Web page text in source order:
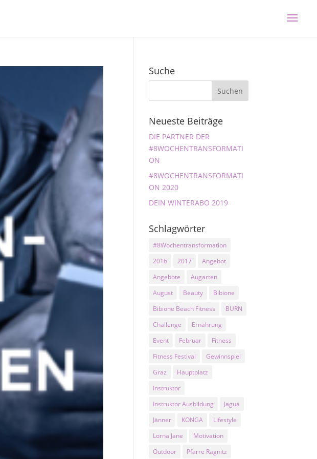
Suche
Neueste Beiträge
DIE PARTNER DER
#8WOCHENTRANSFORMATI
ON
#8WOCHENTRANSFORMATI
ON 2020
DEIN WINTERABO 2019
Schlagwörter
#8Wochentransformation
2016
2017
Angebot
Angebote
Augarten
August
Beauty
Bibione
Bibione Beach Fitness
BURN
Challenge
Ernährung
Event
Februar
Fitness
Fitness Festival
Gewinnspiel
Graz
Hauptplatz
Instruktor
Instruktor Ausbildung
Jagua
Jänner
KONGA
Lifestyle
Lorna Jane
Motivation
Outdoor
Pfarre Ragnitz